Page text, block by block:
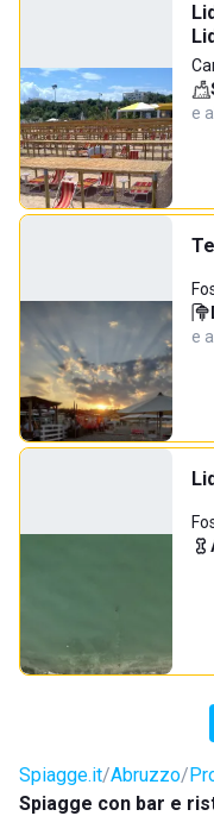
e
e
Spiagge.it Abruzzo
Spiagge con bar e